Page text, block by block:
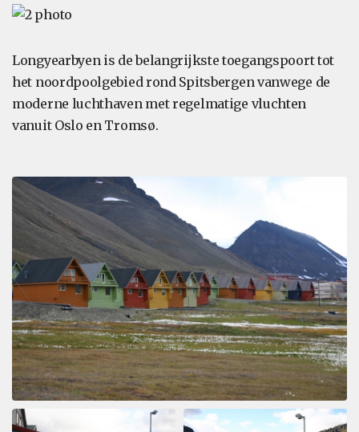
Longyearbyen is de belangrijkste toegangspoort tot
het noordpoolgebied rond Spitsbergen vanwege de
moderne luchthaven met regelmatige vluchten
vanuit Oslo en Tromsø.